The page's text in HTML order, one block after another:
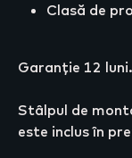
Clasă de
Garanție 12 luni.
Stâlpul de
este inclus în